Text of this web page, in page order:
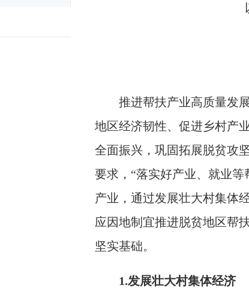
推进帮扶产业高质量发
地区经济韧性、促进乡村产
全面振兴，巩固拓展脱贫攻
要求，“落实好产业、就业
产业，通过发展壮大村集体
应因地制宜推进脱贫地区帮
坚实基础。
1.发展壮大村集体经济